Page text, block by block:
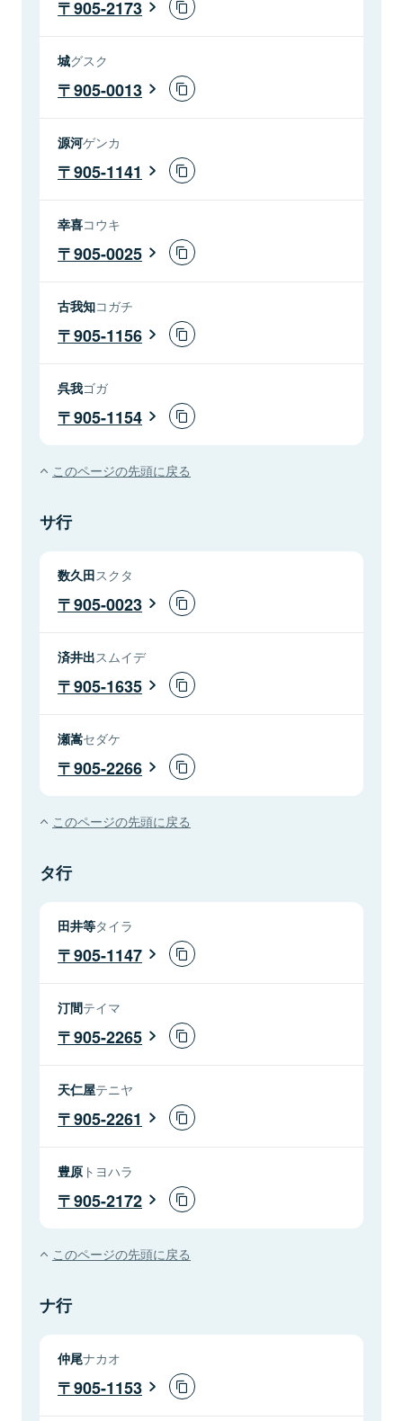
905-2173
城グスク
905-0013
源河ゲンカ
905-1141
幸喜コウキ
905-0025
古我知コガチ
905-1156
呉我ゴガ
905-1154
このページの先頭に戻る
サ行
数久田スクタ
905-0023
済井出スムイデ
905-1635
瀬嵩セダケ
905-2266
このページの先頭に戻る
タ行
田井等タイラ
905-1147
汀間テイマ
905-2265
天仁屋テニヤ
905-2261
豊原 トヨハラ
905-2172
このページの先頭に戻る
ナ行
仲尾ナカオ
905-1153